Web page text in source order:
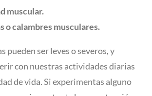
muscular.
o calambres musculares.
pueden ser leves o severos, y
con nuestras actividades diarias
de vida. Si experimentas alguno